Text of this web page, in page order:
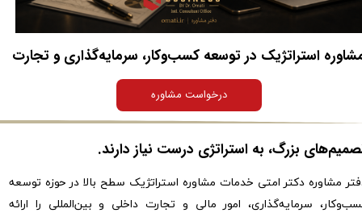
استراتژیک در توسعه کسب‌وکار، سرمایه‌گذاری و تجارت​​​​​​​
درخواست مشاوره
مشاوره دکتر امتی خدمات مشاوره استراتژیک سطح بالا در حوزه توسعه
سرمایه‌گذاری، امور مالی و تجارت داخلی و بین‌المللی را ارائه
بزرگ، به استراتژی درست نیاز دارند​​​​​​​.